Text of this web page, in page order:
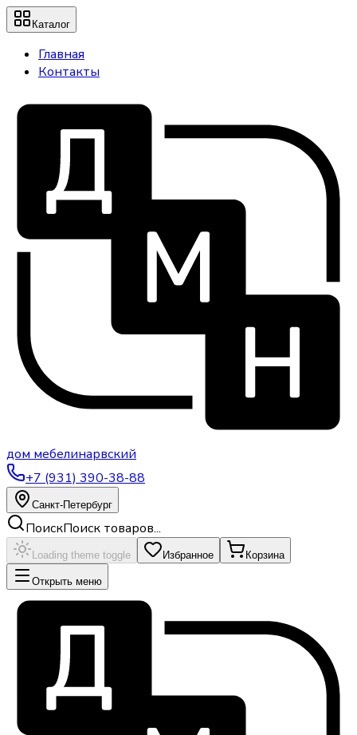
Каталог
Главная
Контакты
дом мебелинарвский
+7 (931) 390-38-88
Санкт-Петербург
ПоискПоиск товаров...
Loading theme toggle Избранное Корзина
Открыть меню